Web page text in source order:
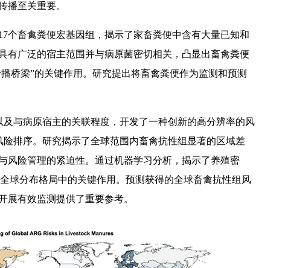
播至关重要。
个畜禽粪便宏基因组，揭示了家畜粪便中含有大量已知和
有广泛的宿主范围并与病原菌密切相关，凸显出畜禽粪便
桥梁”的关键作用。研究提出将畜禽粪便作为监测和预测
与病原宿主的关联程度，开发了一种创新的高分辨率的风
排序。研究揭示了全球范围内畜禽抗性组显著的区域差
风险管理的紧迫性。通过机器学习分析，揭示了养殖密
球分布格局中的关键作用。预测获得的全球畜禽抗性组风
展有效监测提供了重要参考。